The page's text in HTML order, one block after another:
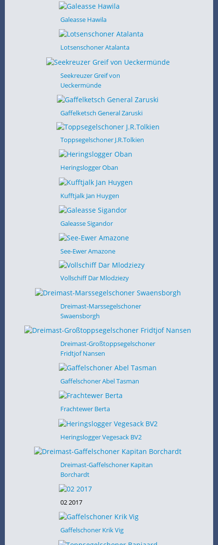
Galeasse Hawila
Lotsenschoner Atalanta
Seekreuzer Greif von
Ueckermünde
Gaffelketsch General Zaruski
Toppsegelschoner J.R.Tolkien
Heringslogger Oban
Kufftjalk Jan Huygen
Galeasse Sigandor
See-Ewer Amazone
Vollschiff Dar Mlodziezy
Dreimast-Marssegelschoner
Swaensborgh
Dreimast-Großtoppsegelschoner
Fridtjof Nansen
Gaffelschoner Abel Tasman
Frachtewer Berta
Heringslogger Vegesack BV2
Dreimast-Gaffelschoner Kapitan
Borchardt
02 2017
Gaffelschoner Krik Vig